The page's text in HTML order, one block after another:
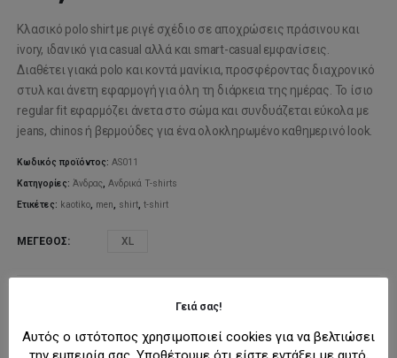
Κλασικό polo shirt με ριγέ σχέδιο σε αποχρώσεις πράσινου και
ivory, ιδανικό για casual αλλά και smart-casual εμφανίσεις.
Διαθέτει γιακά polo και κοντά μανίκια, προσφέροντας διαχρονικό
στυλ και άνετη εφαρμογή για όλη τη διάρκεια της ημέρας. Το ίσιο
regular fit εφαρμόζει άνετα στο σώμα και συνδυάζεται εύκολα με
jeans, chinos ή βερμούδες για ένα ολοκληρωμένο καθημερινό look.
Κωδικός προϊόντος:AS011
Κατηγορίες:Άνδρας,Ανδρικά T-shirts
Ετικέτες: kaotiko, men, shirt,t-shirt
ΜΈΓΕΘΟΣ XL
ΠΡΟΣΘΉΚΗ ΣΤΟ ΚΑΛΆΘΙ
Γειά σας!
Αυτός ο ιστότοπος χρησιμοποιεί cookies για να βελτιώσει